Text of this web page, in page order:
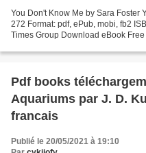
You Don't Know Me by Sara Foster
272 Format: pdf, ePub, mobi, fb2
Times Group Download eBook
Pdf books
Aquariums par J. D.
francais
Publié le 20/05/2021 à 19:10